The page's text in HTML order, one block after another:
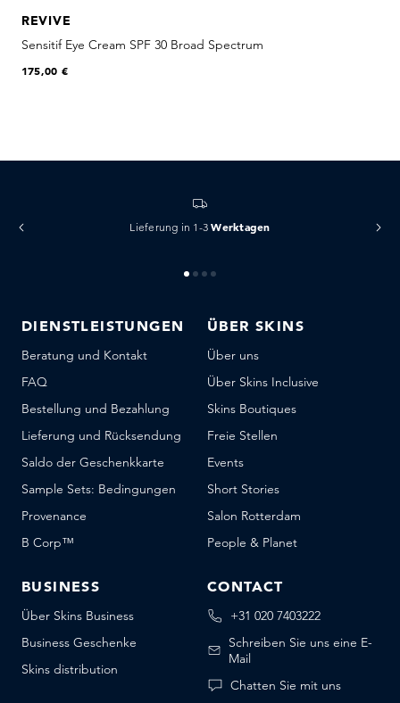
REVIVE
Sensitif Eye Cream SPF 30 Broad Spectrum
175,00 €
Lieferung in 1-3Werktagen
DIENSTLEISTUNGEN
Beratung und Kontakt
FAQ
Bestellung und Bezahlung
Lieferung und Rücksendung
Saldo der Geschenkkarte
Sample Sets: Bedingungen
Provenance
B Corp™
ÜBER SKINS
Über uns
Über Skins Inclusive
Skins Boutiques
Freie Stellen
Events
Short Stories
Salon Rotterdam
People & Planet
BUSINESS
Über Skins Business
Business Geschenke
Skins distribution
CONTACT
+31 020 7403222
Schreiben Sie uns eine E-
Mail
Chatten Sie mit uns